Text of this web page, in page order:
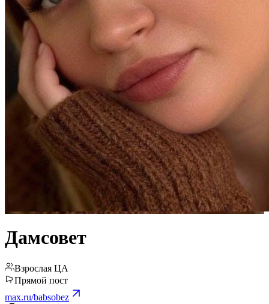
Дамсовет
Взрослая ЦА
Прямой пост
max.ru/babsobez